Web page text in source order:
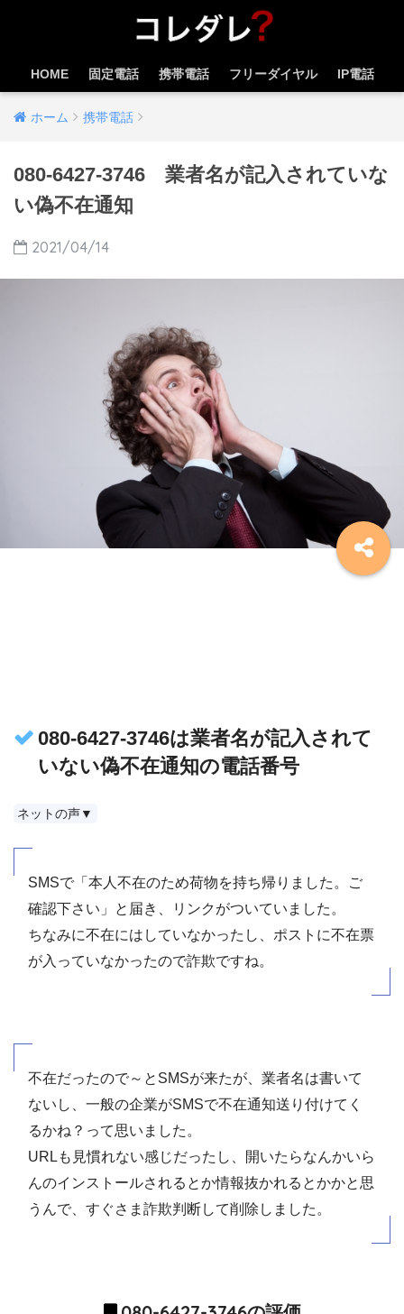
HOME 固定電話 携帯電話 フリーダイヤル IP電話
ホーム 携帯電話
080-6427-3746 業者名が記入されていな
い偽不在通知
2021/04/14
080-6427-3746は業者名が記入されて
いない偽不在通知の電話番号
ネットの声▼
SMSで「本人不在のため荷物を持ち帰りました。ご
確認下さい」と届き、リンクがついていました。
ちなみに不在にはしていなかったし、ポストに不在票
が入っていなかったので詐欺ですね。
不在だったので～とSMSが来たが、業者名は書いて
ないし、一般の企業がSMSで不在通知送り付けてく
るかね？って思いました。
URLも見慣れない感じだったし、開いたらなんかいら
んのインストールされるとか情報抜かれるとかかと思
うんで、すぐさま詐欺判断して削除しました。